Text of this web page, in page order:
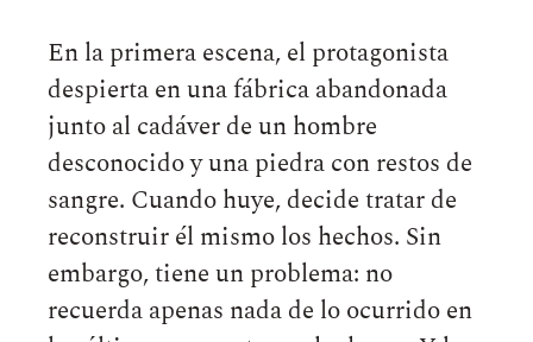
En la primera escena, el protagonista
despierta en una fábrica abandonada
junto al cadáver de un hombre
desconocido y una piedra con restos de
sangre. Cuando huye, decide tratar de
reconstruir él mismo los hechos. Sin
embargo, tiene un problema: no
recuerda apenas nada de lo ocurrido en